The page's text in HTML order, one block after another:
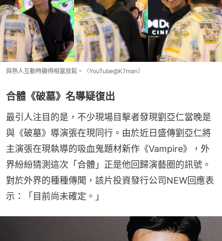
與熟人互動時顯得相當放鬆。（YouTube@K7man）
合體《破墓》名導疑復出
最引人注目的是，不少現場目擊者發現劉亞仁當晚是
與《破墓》導演張在現同行。由於近日盛傳劉亞仁將
主演張在現執導的吸血鬼題材新作《Vampire》，外
界紛紛猜測這次「合體」正是他回歸演藝圈的訊號。
對於外界的種種傳聞，該片投資發行公司NEW回應表
示：「目前尚未確定。」